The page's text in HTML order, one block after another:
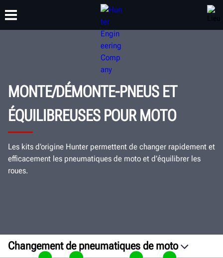
FORMATION
MONTE/DÉMONTE-PNEUS ET
ÉQUILIBREUSES POUR MOTO
Les kits d’origine Hunter permettent de changer rapidement et
efficacement les pneumatiques de moto et d’équilibrer les
roues.
Changement de pneumatiques de moto